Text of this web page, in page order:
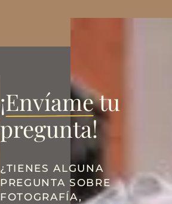
¡Envíametu
pregunta!
¿TIENES ALGUNA
PREGUNTA SOBRE
FOTOGRAFÍA,